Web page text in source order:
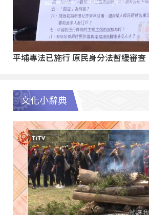
平埔專法已施行 原民身分法暫緩審查
文化小辭典